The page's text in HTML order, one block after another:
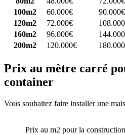
100m2
60.000€ 90.000€
120m2
72.000€
160m2
96.000€
200m2
120.000€
Prix au mètre carré
container
Vous souhaitez faire installer une
Prix au m2 pour la